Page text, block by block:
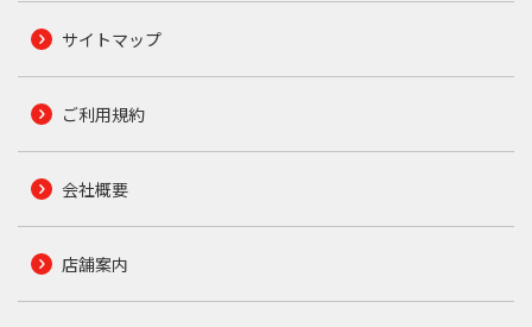
サイトマップ
ご利用規約
会社概要
店舗案内